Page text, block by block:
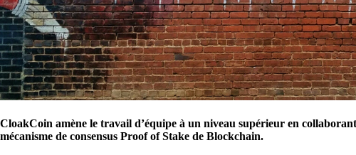
CloakCoin amène le travail d’équipe à un niveau supérieur en
mécanisme de consensus Proof of Stake de Blockchain.